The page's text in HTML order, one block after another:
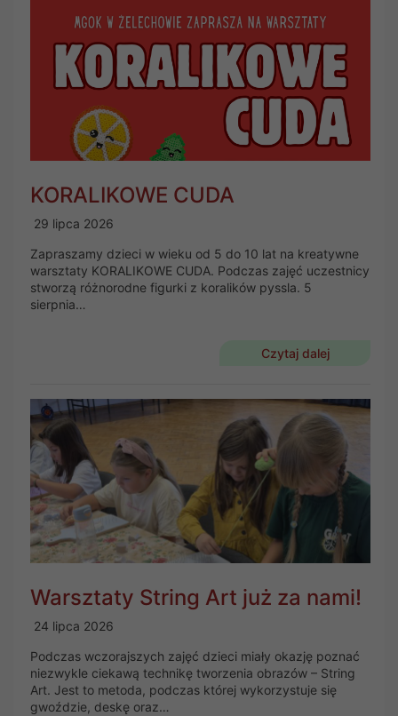
KORALIKOWE CUDA
29 lipca 2026
Zapraszamy dzieci w wieku od 5 do 10 lat na kreatywne
warsztaty KORALIKOWE CUDA. Podczas zajęć uczestnicy
stworzą różnorodne figurki z koralików pyssla. 5
sierpnia…
Czytaj dalej
Warsztaty String Art już za nami!
24 lipca 2026
Podczas wczorajszych zajęć dzieci miały okazję poznać
niezwykle ciekawą technikę tworzenia obrazów – String
Art. Jest to metoda, podczas której wykorzystuje się
gwoździe, deskę oraz…